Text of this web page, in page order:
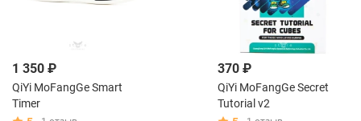
1 350 ₽
QiYi MoFangGe Smart
Timer
370 ₽
QiYi MoFangGe Secret
Tutorial v2